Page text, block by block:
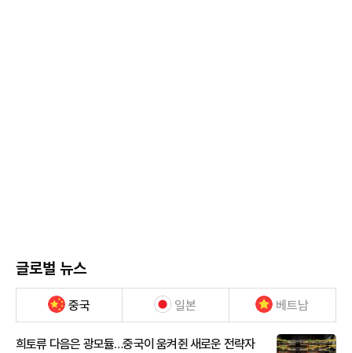
글로벌 뉴스
중국 일본 베트남
희토류 다음은 광모듈…중국이 움켜쥔 새로운 전략자